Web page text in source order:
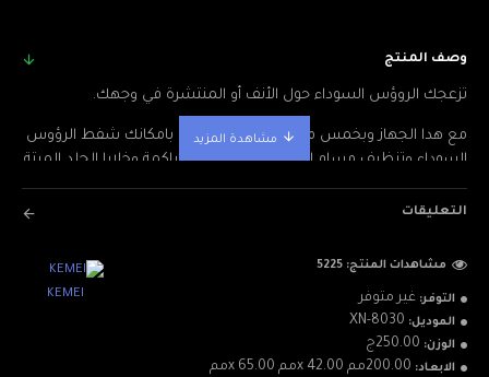
وصف المنتج
تزعجك الروؤس السوداء حول الأنف أو المنتشرة في وجهك.
مع هدا الجهاز وبخمس مستويات قوة , أصبح بامكانك شفط الرؤوس
السوداء وتنظيف مسام الوجه من الدهون المتراكمة وخلايا الجلد الميتة
من أجل التمتع ببشرة ناعمة خالية من أي شوائب .
-المرجو عدم استعمال كريمات التقشير أو ترطيب البشرة قبل أو بعد
استخدام الجهاز مباشرة
-ينبغي تجفيف اليدين قبل الشروع في استخدام الجهاز حتى لا تتسرب
المياء داخل فتحات
التعليقات
التوفر: غير متوفر
الموديل: XN-8030
الوزن: 250.00ج
الابعاد: 200.00مم x 42.00مم x 65.00مم
KEMEI
مشاهدات المنتج: 5225